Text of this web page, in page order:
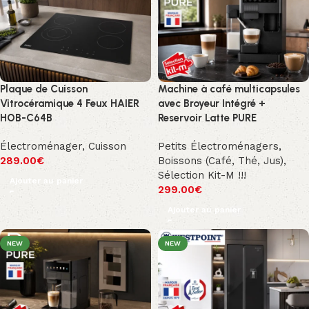
Plaque de Cuisson
Vitrocéramique 4 Feux HAIER
HOB-C64B
Électroménager, Cuisson
289.00€
Ajouter au panier
Machine à café multicapsules
avec Broyeur Intégré +
Reservoir Latte PURE
Petits Électroménagers,
Boissons (Café, Thé, Jus),
Sélection Kit-M !!!
299.00€
Ajouter au panier
NEW NEW